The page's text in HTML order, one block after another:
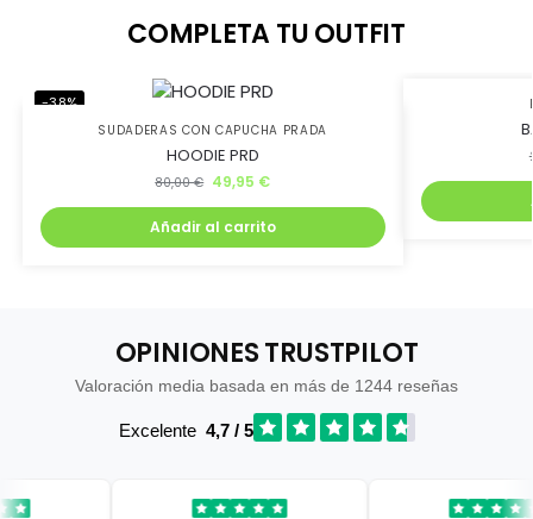
COMPLETA TU OUTFIT
-38%
SUDADERAS CON CAPUCHA PRADA
HOODIE PRD
80,00€ 49,95 €
Añadir al carrito
OPINIONES TRUSTPILOT
Valoración media basada en más de 1244 reseñas
Excelente 4,7 / 5